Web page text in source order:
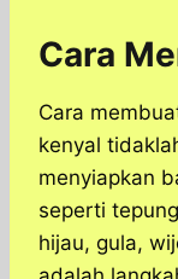
Cara
Cara
kenyal
menyiapkan
seperti
hijau, gula,